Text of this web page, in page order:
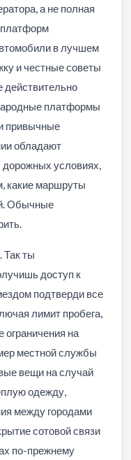
а не полная
в лучшем
и честные советы
действительно
платформы
привычные
обладают
условиях,
какие маршруты
Обычные
Так ты
доступ к
подтверди все
лимит пробега,
на
местной службы
вещи на случай
одежду,
между городами
сотовой связи
по-прежнему